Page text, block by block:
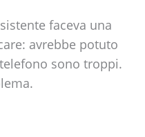
faceva una
avrebbe potuto
sono troppi.